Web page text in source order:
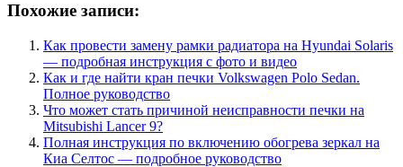
Похожие записи:
Как провести замену рамки радиатора на Hyundai Solaris
— подробная инструкция с фото и видео
Как и где найти кран печки Volkswagen Polo Sedan.
Полное руководство
Что может стать причиной неисправности печки на
Mitsubishi Lancer 9?
Полная инструкция по включению обогрева зеркал на
Киа Селтос — подробное руководство